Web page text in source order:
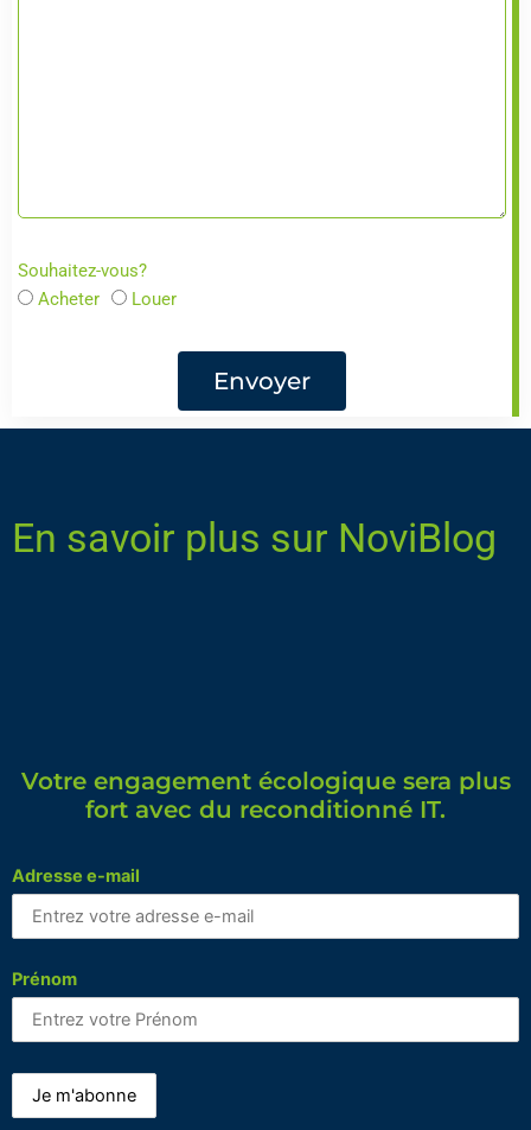
Souhaitez-vous?
Acheter
Louer
Envoyer
En savoir plus sur NoviBlog
Votre engagement écologique sera plus
fort avec du reconditionné IT.
Adresse e-mail
Prénom